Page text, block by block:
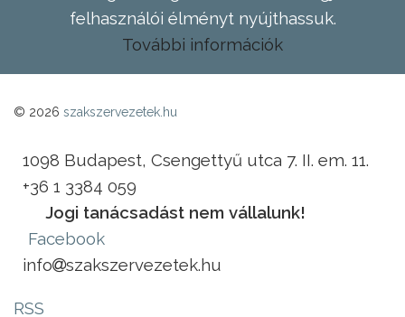
felhasználói élményt nyújthassuk.
További információk
© 2026 szakszervezetek.hu
1098 Budapest, Csengettyű utca 7. II. em. 11.
+36 1 3384 059
Jogi tanácsadást nem vállalunk!
Facebook
info
szakszervezetek.hu
RSS